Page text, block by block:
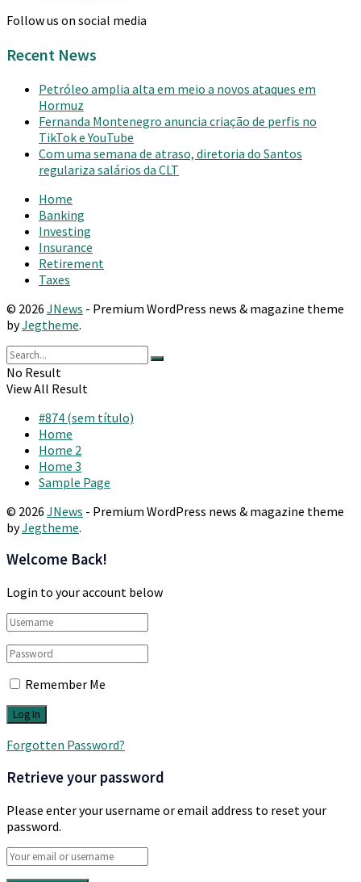
Follow us on social media
Recent News
Petróleo amplia alta em meio a novos ataques em
Hormuz
Fernanda Montenegro anuncia criação de perfis no
TikTok e YouTube
Com uma semana de atraso, diretoria do Santos
regulariza salários da CLT
Home
Banking
Investing
Insurance
Retirement
Taxes
© 2026 JNews - Premium WordPress news & magazine theme
byJegtheme.
No Result
View All Result
#874 (sem título)
Home
Home 2
Home 3
Sample Page
© 2026 JNews - Premium WordPress news & magazine theme
byJegtheme.
Welcome Back!
Login to your account below
Remember Me
Forgotten Password?
Retrieve your password
Please enter your username or email address to reset your
password.